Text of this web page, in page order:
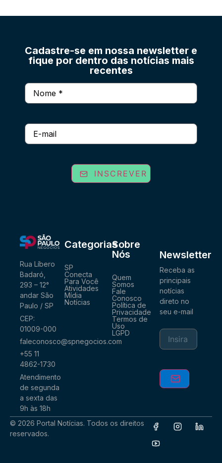
Cadastre-se em nossa newsletter e
fique por dentro das notícias mais
recentes
Nome(obrigatório)
E-
mail
INSCREVER
Rua Líbero
Badaró,
293 – 12°
andar São
Paulo / SP
CEP:
01009-000
faleconosco@spnegocios.com
+55 11
4862-1730
Atendimento
de segunda
a sexta das
9h às 18h
Categorias
SP
Conecta
Para Você
Atividades
Mídia
Notícias
Sobre
Nós
Quem
Somos
Fale
Conosco
Política de
Privacidade
Termos de
Uso
LGPD
Newsletter
Receba as
principais
notícias
direto no
seu e-mail
© 2026 Portal Notícias. Todos os direitos
reservados.